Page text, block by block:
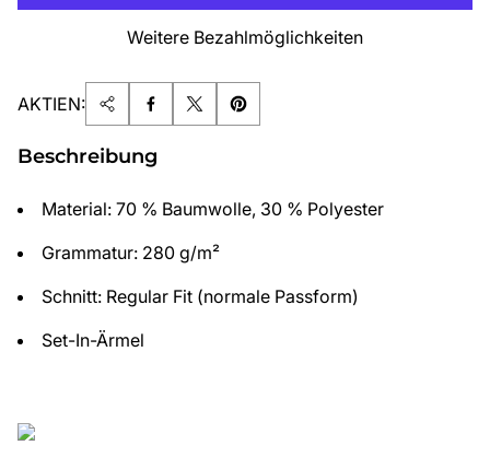
Weitere Bezahlmöglichkeiten
AKTIEN:
Beschreibung
Material: 70 % Baumwolle, 30 % Polyester
Grammatur: 280 g/m²
Schnitt: Regular Fit (normale Passform)
Set-In-Ärmel